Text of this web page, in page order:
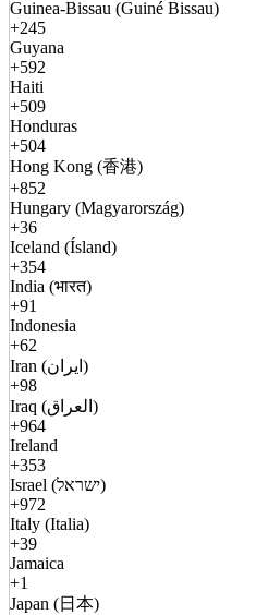
Guinea-Bissau (Guiné Bissau)
+245
Guyana
+592
Haiti
+509
Honduras
+504
Hong Kong (香港)
+852
Hungary (Magyarország)
+36
Iceland (Ísland)
+354
India (भारत)
+91
Indonesia
+62
Iran (ایران)
+98
Iraq (العراق)
+964
Ireland
+353
Israel (ישראל)
+972
Italy (Italia)
+39
Jamaica
+1
Japan (日本)